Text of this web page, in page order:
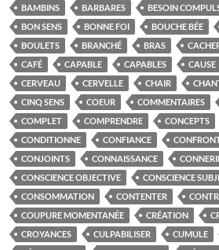
BAMBINS
BARBARES BESOIN
BON SENS
BONNE FOI BOUCHE BÉE
BOULETS
BRANCHÉ BRAS
CAFÉ
CAPABLE CAPABLES CAUSE
CERVEAU
CERVELLE CHAIR
CINQ SENS
COEUR COMMENTAIRES
COMPLET
COMPRENDRE CONCEPTS
CONDITIONNE
CONFIANCE
CONJOINTS
CONNAISSANCE
CONSCIENCE OBJECTIVE
CONSCIENCE
CONSOMMATION
CONTENTER
COUPURE MOMENTANÉE
CRÉATION
CROYANCES
CULPABILISER CUMULE